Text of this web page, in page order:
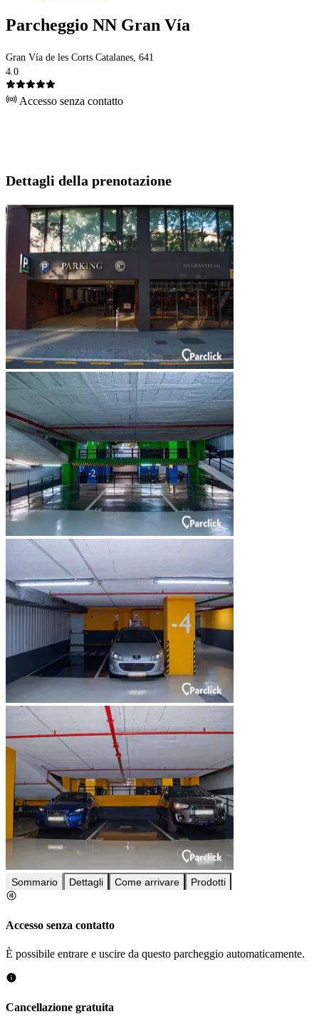
Parcheggio NN Gran Vía
Gran Vía de les Corts Catalanes, 641
4.0
Accesso senza contatto
Dettagli della prenotazione
Sommario Dettagli Come arrivare Prodotti
Accesso senza contatto
È possibile entrare e uscire da questo parcheggio automaticamente.
Cancellazione gratuita